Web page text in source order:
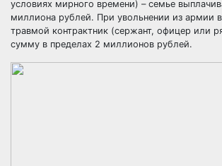
условиях мирного времени) – семье
миллиона рублей. При увольнении из армии в
травмой контрактник (сержант, офицер или
сумму в пределах 2 миллионов рублей.